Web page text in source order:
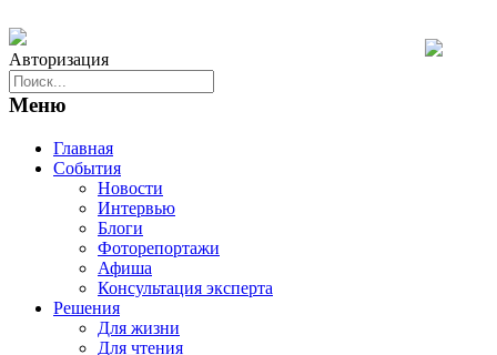
Авторизация
Меню
Главная
События
Новости
Интервью
Блоги
Фоторепортажи
Афиша
Консультация эксперта
Решения
Для жизни
Для чтения